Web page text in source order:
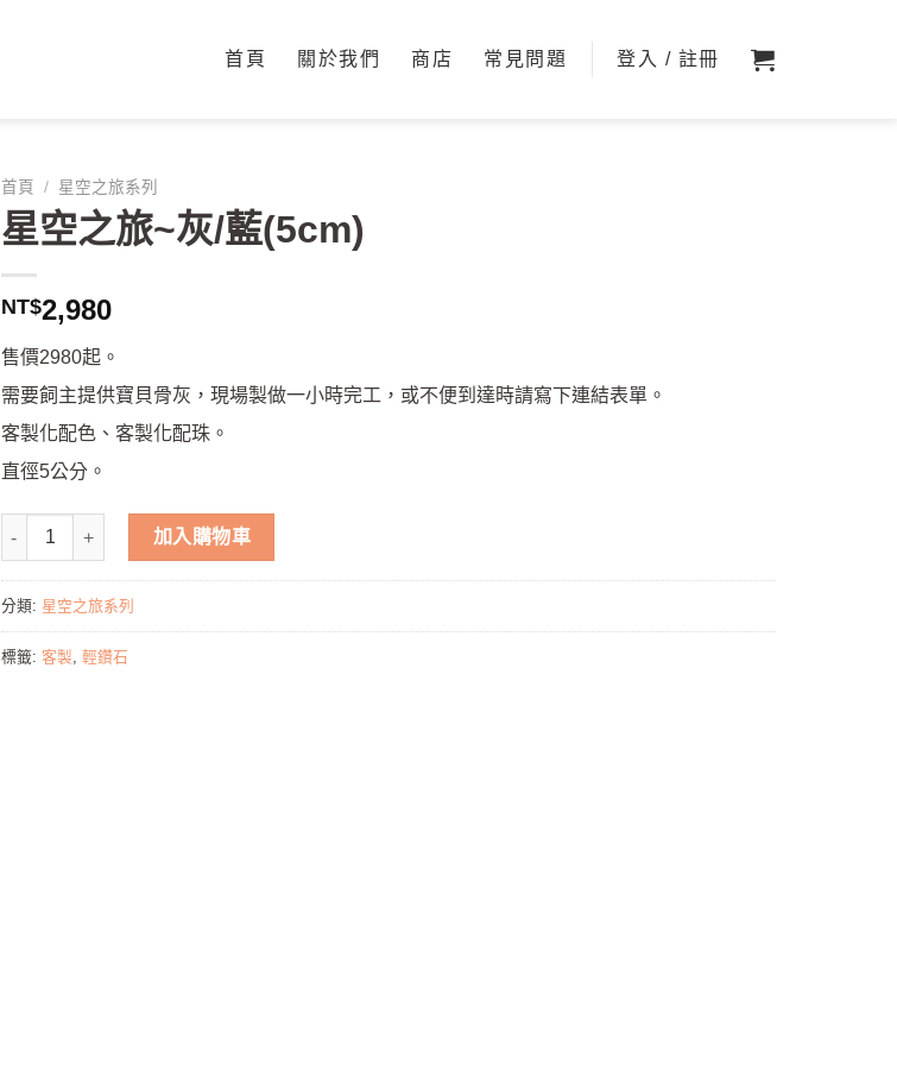
首頁 關於我們 商店 常見問題 登入 / 註冊
首頁 / 星空之旅系列
星空之旅~灰/藍(5cm)
NT$2,980
售價2980起。
需要飼主提供寶貝骨灰，現場製做一小時完工，或不便到達時請寫下連結表單。
客製化配色、客製化配珠。
直徑5公分。
加入購物車
分類: 星空之旅系列
標籤: 客製, 輕鑽石